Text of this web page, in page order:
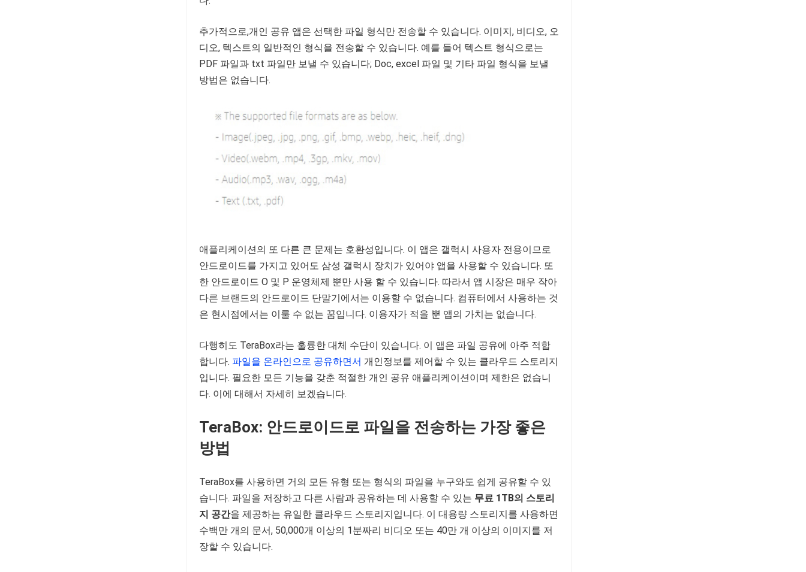
추가적으로,개인 공유 앱은 선택한 파일 형식만 전송할 수 있습니다. 이미지, 비디오, 오
디오, 텍스트의 일반적인 형식을 전송할 수 있습니다. 예를 들어 텍스트 형식으로는
PDF 파일과 txt 파일만 보낼 수 있습니다; Doc, excel 파일 및 기타 파일 형식을 보낼
방법은 없습니다.
애플리케이션의 또 다른 큰 문제는 호환성입니다. 이 앱은 갤럭시 사용자 전용이므로
안드로이드를 가지고 있어도 삼성 갤럭시 장치가 있어야 앱을 사용할 수 있습니다. 또
한 안드로이드 O 및 P 운영체제 뿐만 사용 할 수 있습니다. 따라서 앱 시장은 매우 작아
다른 브랜드의 안드로이드 단말기에서는 이용할 수 없습니다. 컴퓨터에서 사용하는 것
은 현시점에서는 이룰 수 없는 꿈입니다. 이용자가 적을 뿐 앱의 가치는 없습니다.
다행히도 TeraBox라는 훌륭한 대체 수단이 있습니다. 이 앱은 파일 공유에 아주 적합
합니다. 파일을 온라인으로 공유하면서 개인정보를 제어할 수 있는 클라우드 스토리지
입니다. 필요한 모든 기능을 갖춘 적절한 개인 공유 애플리케이션이며 제한은 없습니
다. 이에 대해서 자세히 보겠습니다.
TeraBox: 안드로이드로 파일을 전송하는 가장 좋은
방법
TeraBox를 사용하면 거의 모든 유형 또는 형식의 파일을 누구와도 쉽게 공유할 수 있
습니다. 파일을 저장하고 다른 사람과 공유하는 데 사용할 수 있는 무료 1TB의 스토리
지 공간을 제공하는 유일한 클라우드 스토리지입니다. 이 대용량 스토리지를 사용하면
수백만 개의 문서, 50,000개 이상의 1분짜리 비디오 또는 40만 개 이상의 이미지를 저
장할 수 있습니다.